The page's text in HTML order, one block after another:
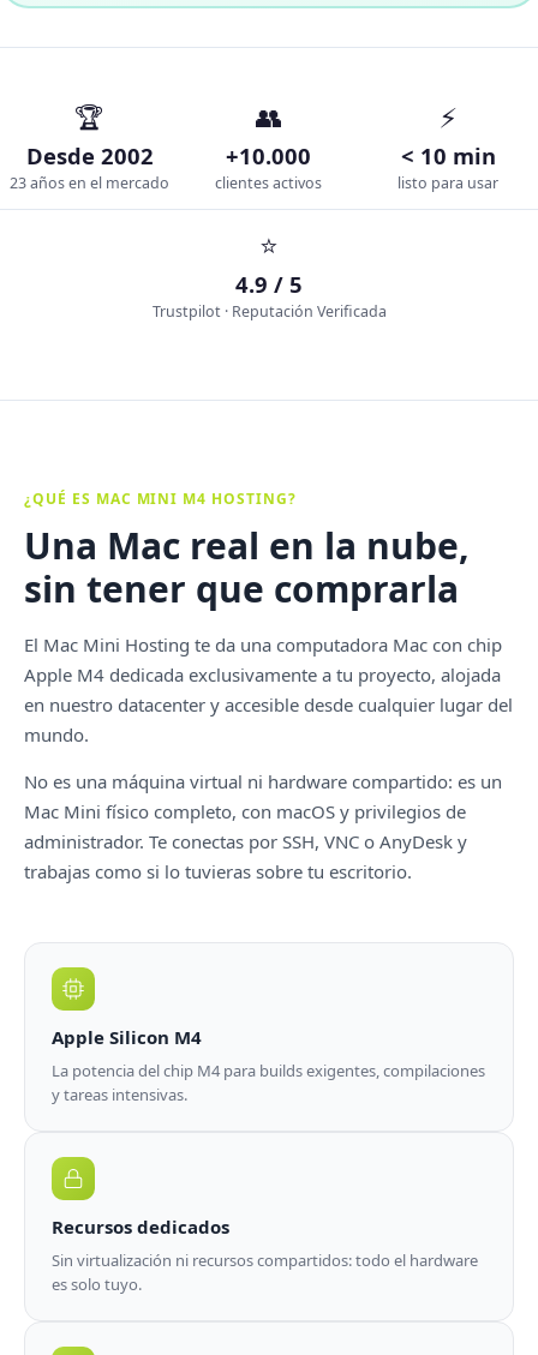
🏆
Desde 2002
23 años en el mercado
👥
+10.000
clientes activos
⚡
< 10 min
listo para usar
⭐
4.9 / 5
Trustpilot · Reputación Verificada
¿QUÉ ES MAC MINI M4 HOSTING?
Una Mac real en la nube,
sin tener que comprarla
El Mac Mini Hosting te da una computadora Mac con chip
Apple M4 dedicada exclusivamente a tu proyecto, alojada
en nuestro datacenter y accesible desde cualquier lugar del
mundo.
No es una máquina virtual ni hardware compartido: es un
Mac Mini físico completo, con macOS y privilegios de
administrador. Te conectas por SSH, VNC o AnyDesk y
trabajas como si lo tuvieras sobre tu escritorio.
Apple Silicon M4
La potencia del chip M4 para builds exigentes, compilaciones
y tareas intensivas.
Recursos dedicados
Sin virtualización ni recursos compartidos: todo el hardware
es solo tuyo.